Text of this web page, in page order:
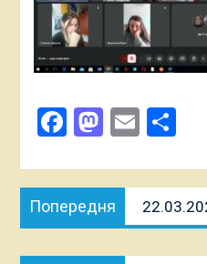
Facebook
Email
Навігація
записів
Попередня